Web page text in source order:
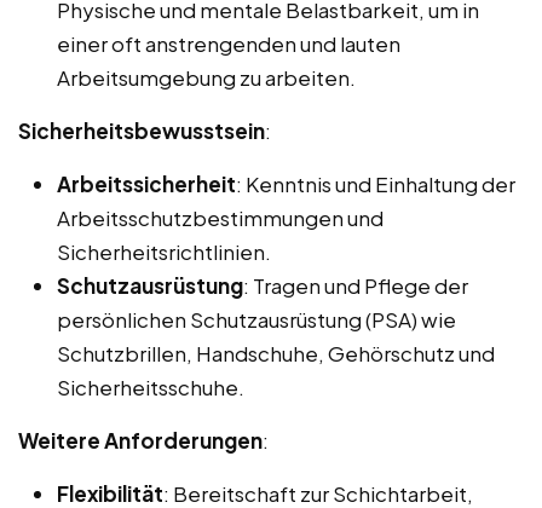
Physische und mentale Belastbarkeit, um in
einer oft anstrengenden und lauten
Arbeitsumgebung zu arbeiten.
Sicherheitsbewusstsein:
Arbeitssicherheit: Kenntnis und Einhaltung der
Arbeitsschutzbestimmungen und
Sicherheitsrichtlinien.
Schutzausrüstung: Tragen und Pflege der
persönlichen Schutzausrüstung (PSA) wie
Schutzbrillen, Handschuhe, Gehörschutz und
Sicherheitsschuhe.
Weitere Anforderungen:
Flexibilität: Bereitschaft zur Schichtarbeit,